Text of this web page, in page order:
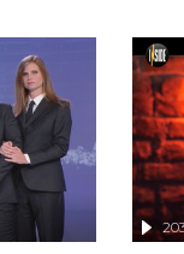
delle
ultimi
dettagli
che